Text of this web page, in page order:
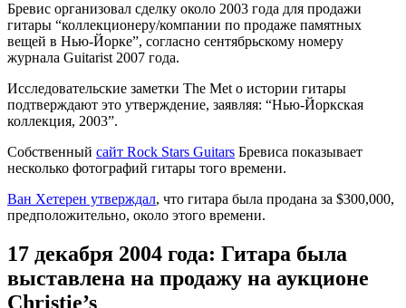
Бревис организовал сделку около 2003 года для продажи
гитары “коллекционеру/компании по продаже памятных
вещей в Нью-Йорке”, согласно сентябрьскому номеру
журнала Guitarist 2007 года.
Исследовательские заметки The Met о истории гитары
подтверждают это утверждение, заявляя: “Нью-Йоркская
коллекция, 2003”.
Собственный сайт Rock Stars Guitars Бревиса показывает
несколько фотографий гитары того времени.
Ван Хетерен утверждал, что гитара была продана за $300,000,
предположительно, около этого времени.
17 декабря 2004 года: Гитара была
выставлена на продажу на аукционе
Christie’s